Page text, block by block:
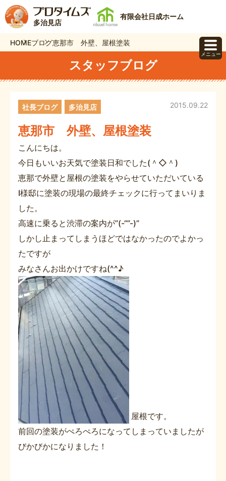
多治見店
有限会社日成ホーム
HOMEブログ恵那市 外壁、屋根塗装
スタッフブログ
恵那市 外壁、屋根塗装
2015.09.22
社長ブログ 多治見店
こんにちは。
今日もいいお天気で塗装日和でした(＾◇＾)
恵那で外壁と屋根の塗装をやらせていただいている
I様邸に塗装の現場の最終チェックに行ってまいりま
した。
高速に乗ると渋滞の案内が”(-“”-)”
しかし止まってしまうほどではなかったのでよかっ
たですが
みなさんお出かけですね(^^♪
屋根です。
前回の塗装がぺろぺろになってしまっていましたが
びかびかになりました！
メニュー